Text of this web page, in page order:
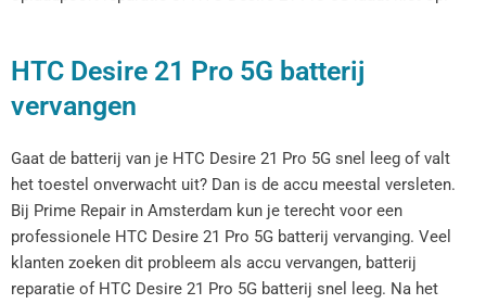
HTC Desire 21 Pro 5G batterij
vervangen
Gaat de batterij van je HTC Desire 21 Pro 5G snel leeg of valt
het toestel onverwacht uit? Dan is de accu meestal versleten.
Bij Prime Repair in Amsterdam kun je terecht voor een
professionele HTC Desire 21 Pro 5G batterij vervanging. Veel
klanten zoeken dit probleem als accu vervangen, batterij
reparatie of HTC Desire 21 Pro 5G batterij snel leeg. Na het